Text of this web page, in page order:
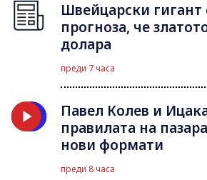
Швейцарски гигант
прогноза, че
долара
преди 7 часа
Павел Колев и
правилата на
нови формати
преди 8 часа